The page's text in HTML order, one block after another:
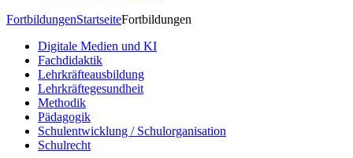
FortbildungenStartseiteFortbildungen
Digitale Medien und KI
Fachdidaktik
Lehrkräfteausbildung
Lehrkräftegesundheit
Methodik
Pädagogik
Schulentwicklung / Schulorganisation
Schulrecht